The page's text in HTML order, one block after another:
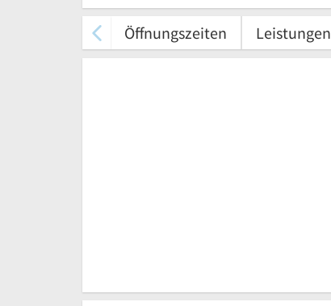
Öffnungszeiten Leistungen